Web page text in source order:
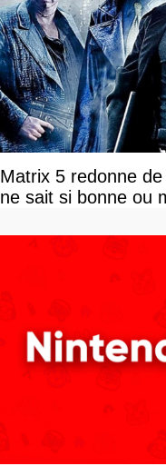
Matrix 5 redonne
ne sait si bonne ou